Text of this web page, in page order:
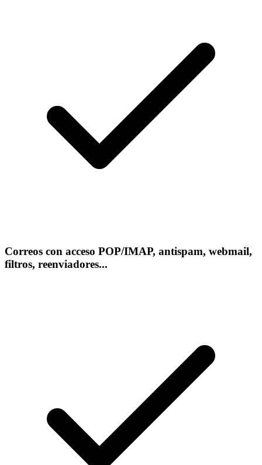
Correos con acceso POP/IMAP, antispam, webmail,
filtros, reenviadores...